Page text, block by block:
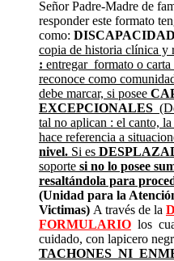
Señor Padre-Madre de
responder este formato
como:
copia de historia clínica y
: entregar formato o carta
reconoce como
debe marcar, si posee
EXCEPCIONALES
tal no aplican : el canto,
hace referencia a
nivel. Si es
soporte si no lo posee
resaltándola para
(Unidad para la
Victimas) A través de la
FORMULARIO los
cuidado, con lapicero
TACHONES NI